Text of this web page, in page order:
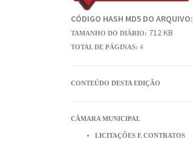
CÓDIGO HASH MD5 DO ARQUIVO:
TAMANHO DO DIÁRIO: 712 KB
TOTAL DE PÁGINAS: 4
CONTEÚDO DESTA EDIÇÃO
CÂMARA MUNICIPAL
LICITAÇÕES E CONTRATOS